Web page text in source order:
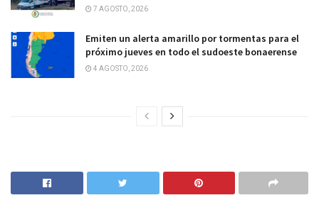
7 AGOSTO, 2026
Emiten un alerta amarillo por tormentas para el
próximo jueves en todo el sudoeste bonaerense
4 AGOSTO, 2026